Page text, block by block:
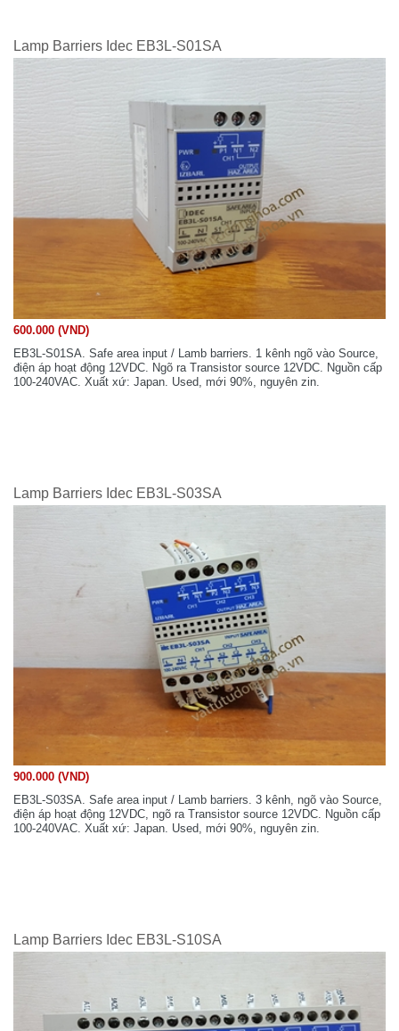
Lamp Barriers Idec EB3L-S01SA
600.000 (VND)
EB3L-S01SA. Safe area input / Lamb barriers. 1 kênh ngõ vào Source,
điện áp hoạt động 12VDC. Ngõ ra Transistor source 12VDC. Nguồn cấp
100-240VAC. Xuất xứ: Japan. Used, mới 90%, nguyên zin.
Lamp Barriers Idec EB3L-S03SA
900.000 (VND)
EB3L-S03SA. Safe area input / Lamb barriers. 3 kênh, ngõ vào Source,
điện áp hoạt động 12VDC, ngõ ra Transistor source 12VDC. Nguồn cấp
100-240VAC. Xuất xứ: Japan. Used, mới 90%, nguyên zin.
Lamp Barriers Idec EB3L-S10SA